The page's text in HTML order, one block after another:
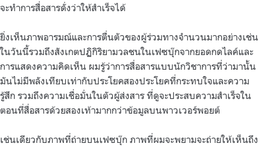
จะทำการสื่อสารดั่งว่าให้สำเร็จได้
ยิ่งเห็นภาพอารมณ์และการตื่นตัวของผู้ร่วมทางจำนวนมากอย่างเช่น
ในวันนี้รวมถึงสังเกตปฏิกิริยามวลชนในเฟซบุ๊กจากยอดกดไลค์และ
การแสดงความคิดเห็น ผมรู้ว่าการสื่อสารแบบนักวิชาการที่ว่ามานั้น
มันไม่มีพลังเทียบเท่ากับประโยคสองประโยคที่กระทบใจและความ
รู้สึก รวมถึงความเชื่อมั่นในตัวผู้ส่งสาร ที่ดูจะประสบความสำเร็จใน
ตอนที่สื่อสารด้วยสองเท้ามากกว่าข้อมูลบนพาวเวอร์พอยต์
เช่นเดียวกับภาพที่ถ่ายบนเฟซบุ๊ก ภาพที่ผมจะพยามจะถ่ายให้เห็นถึง